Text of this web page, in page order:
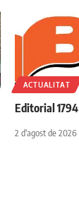
ACTUALITAT
Editorial 1794
2 d'agost de 2026